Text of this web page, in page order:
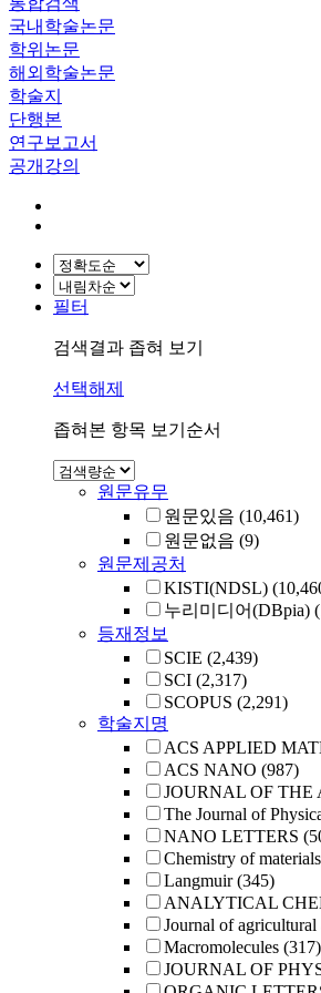
국내학술논문
학위논문
해외학술논문
학술지
단행본
연구보고서
공개강의
필터
검색결과 좁혀 보기
선택해제
좁혀본 항목 보기순서
원문유무
원문있음 (10,461)
원문없음 (9)
원문제공처
KISTI(NDSL)
누리미디어(DBpia)
등재정보
SCIE (2,439)
SCI (2,317)
SCOPUS (2,291)
학술지명
ACS APPLIED
ACS NANO (987)
JOURNAL OF
The Journal of
NANO LETTERS
Chemistry of materials
Langmuir (345)
ANALYTICAL
Journal of
Macromolecules (317)
JOURNAL OF